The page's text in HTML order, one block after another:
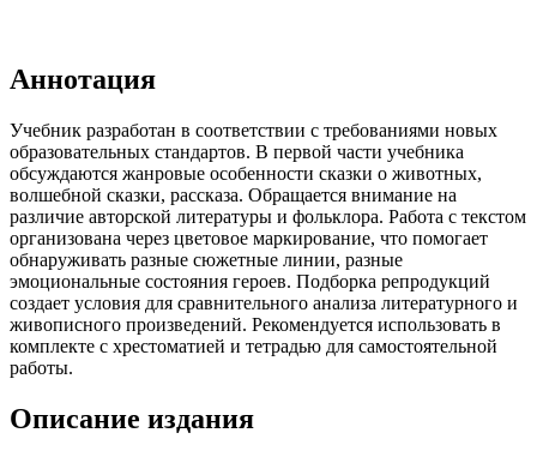
Аннотация
Учебник разработан в соответствии с требованиями новых
образовательных стандартов. В первой части учебника
обсуждаются жанровые особенности сказки о животных,
волшебной сказки, рассказа. Обращается внимание на
различие авторской литературы и фольклора. Работа с текстом
организована через цветовое маркирование, что помогает
обнаруживать разные сюжетные линии, разные
эмоциональные состояния героев. Подборка репродукций
создает условия для сравнительного анализа литературного и
живописного произведений. Рекомендуется использовать в
комплекте с хрестоматией и тетрадью для самостоятельной
работы.
Описание издания